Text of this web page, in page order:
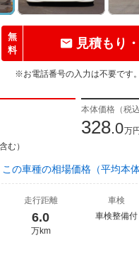
無
料
見積もり
※お電話番号の入力は不要です。
む）
本体価格（税込
328.0万
この車種の相場価格（平均本
走行距離
6.0
万km
車検
車検整備付